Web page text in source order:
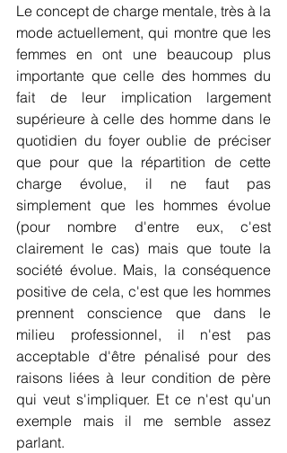
Le concept de charge mentale, très à la
mode actuellement, qui montre que les
femmes en ont une beaucoup plus
importante que celle des hommes du
fait de leur implication largement
supérieure à celle des homme dans le
quotidien du foyer oublie de préciser
que pour que la répartition de cette
charge évolue, il ne faut pas
simplement que les hommes évolue
(pour nombre d'entre eux, c'est
clairement le cas) mais que toute la
société évolue. Mais, la conséquence
positive de cela, c'est que les hommes
prennent conscience que dans le
milieu professionnel, il n'est pas
acceptable d'être pénalisé pour des
raisons liées à leur condition de père
qui veut s'impliquer. Et ce n'est qu'un
exemple mais il me semble assez
parlant.